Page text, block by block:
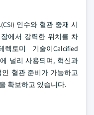
인수와 혈관 중재 시
에서 강력한 위치를 차
토미 기술이Calcified
널리 사용되며, 혁신과
혈관 준비가 가능하고
확보하고 있습니다.